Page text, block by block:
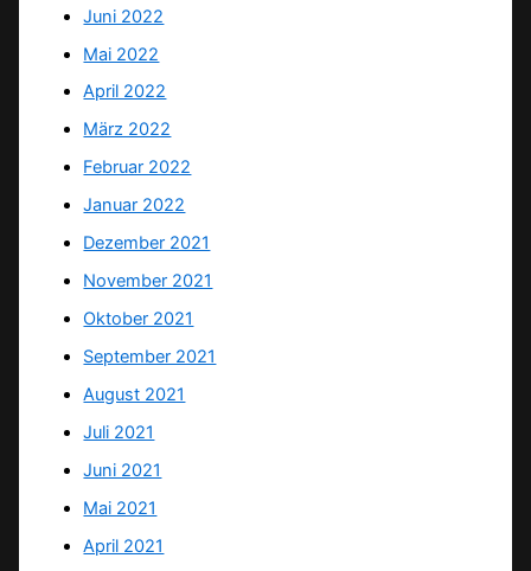
Juni 2022
Mai 2022
April 2022
März 2022
Februar 2022
Januar 2022
Dezember 2021
November 2021
Oktober 2021
September 2021
August 2021
Juli 2021
Juni 2021
Mai 2021
April 2021